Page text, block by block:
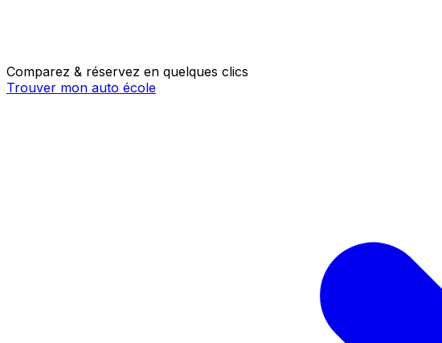
Comparez & réservez en quelques clics
Trouver mon auto école